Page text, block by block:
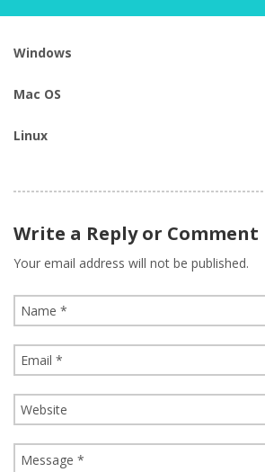
Windows
Mac OS
Linux
Write a Reply or Comment
Your email address will not be published.